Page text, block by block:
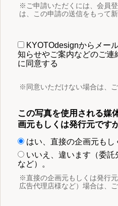
※ご申請いただくには、会員
は、この申請の送信をもって
KYOTOdesignからメー
知らせやご案内などのご連
に同意する
※同意いただけない場合は、ご
この写真を使用される媒
画元もしくは発行元です
はい、直接の企画元もし
いいえ、違います（委
など）。
※直接の企画元もしくは発行
広告代理店様など）場合は、